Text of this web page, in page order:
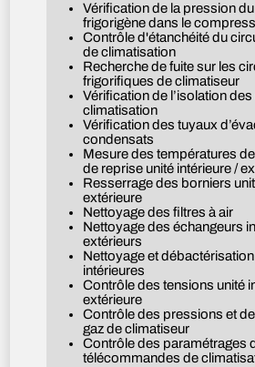
Vérification de la pression du fluide
frigorigène dans le
Contrôle d'étanchéité du circuit frigorifique
de climatisation
Recherche de fuite sur les circuits
frigorifiques de climatiseur
Vérification de l’isolation des conduits de
climatisation
Vérification des tuyaux d’évacuations des
condensats
Mesure des températures de soufflage et
de reprise unité intérieure /
Resserrage des borniers unité intérieure /
extérieure
Nettoyage des filtres à air
Nettoyage des échangeurs intérieurs /
extérieurs
Nettoyage et débactérisation des unités
intérieures
Contrôle des tensions unité intérieure /
extérieure
Contrôle des pressions et de la charge en
gaz de climatiseur
Contrôle des paramétrages des
télécommandes de